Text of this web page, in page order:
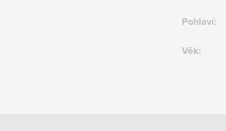
Pohlaví:
Věk: